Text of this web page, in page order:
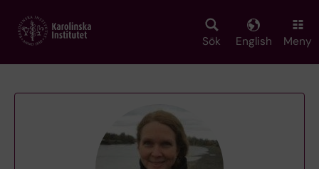
main
Sök English Meny